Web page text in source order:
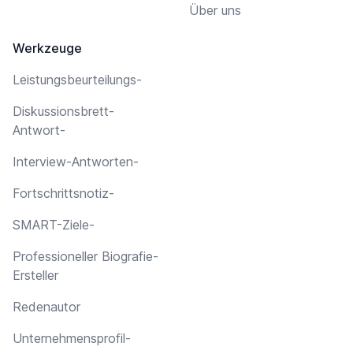
Werkzeuge
Leistungsbeurteilungs-
Diskussionsbrett-
Antwort-
Interview-Antworten-
Fortschrittsnotiz-
SMART-Ziele-
Professioneller Biografie-
Ersteller
Redenautor
Unternehmensprofil-
Über uns